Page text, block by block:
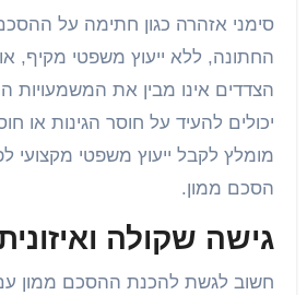
סימני אזהרה כגון חתימה על
החתונה, ללא ייעוץ משפטי מקיף,
הצדדים אינו מבין את
יכולים להעיד על חוסר הגינות או
מומלץ לקבל ייעוץ משפטי מקצועי
הסכם ממון.
גישה שקולה
חשוב לגשת להכנת ההסכם ממון עם